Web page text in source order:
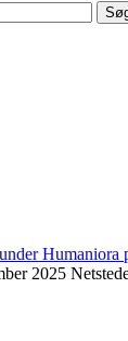
2025